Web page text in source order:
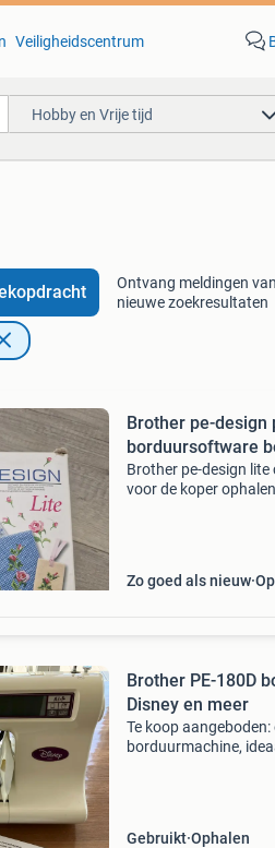
Veiligheidscentrum
Hobby en Vrije tijd
Ontvang meldingen van
nieuwe zoekresultaten
Brother pe-design
borduursoftware
Brother pe-design
voor de koper
Zo goed als nieuw
Brother PE-180D
Disney en meer
Te koop
borduurmachine,
Gebruikt Ophalen